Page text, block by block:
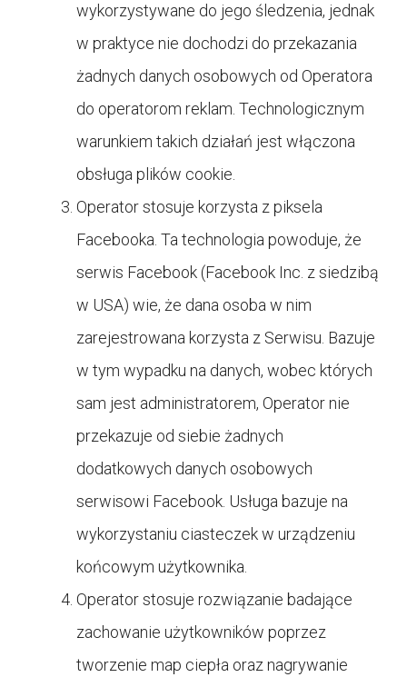
wykorzystywane do jego śledzenia, jednak
w praktyce nie dochodzi do przekazania
żadnych danych osobowych od Operatora
do operatorom reklam. Technologicznym
warunkiem takich działań jest włączona
obsługa plików cookie.
Operator stosuje korzysta z piksela
Facebooka. Ta technologia powoduje, że
serwis Facebook (Facebook Inc. z siedzibą
w USA) wie, że dana osoba w nim
zarejestrowana korzysta z Serwisu. Bazuje
w tym wypadku na danych, wobec których
sam jest administratorem, Operator nie
przekazuje od siebie żadnych
dodatkowych danych osobowych
serwisowi Facebook. Usługa bazuje na
wykorzystaniu ciasteczek w urządzeniu
końcowym użytkownika.
Operator stosuje rozwiązanie badające
zachowanie użytkowników poprzez
tworzenie map ciepła oraz nagrywanie